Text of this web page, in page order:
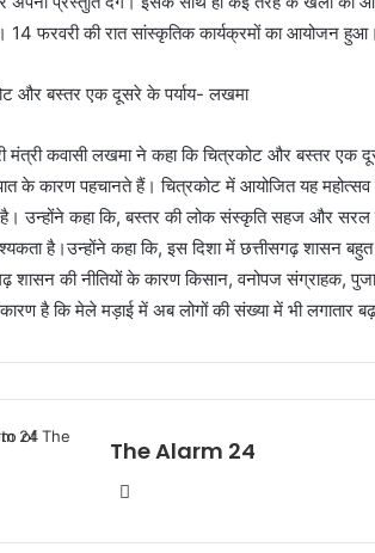
14 फरवरी की रात सांस्कृतिक कार्यक्रमों का आयोजन
और बस्तर एक दूसरे के पर्याय- लखमा
मंत्री कवासी लखमा ने कहा कि चित्रकोट और बस्तर एक
के कारण पहचानते हैं। चित्रकोट में आयोजित यह
उन्होंने कहा कि, बस्तर की लोक संस्कृति सहज और सरल
है।उन्होंने कहा कि, इस दिशा में छत्तीसगढ़ शासन
शासन की नीतियों के कारण किसान, वनोपज संग्राहक,
है कि मेले मड़ाई में अब लोगों की संख्या में भी लगातार
The Alarm 24
Website